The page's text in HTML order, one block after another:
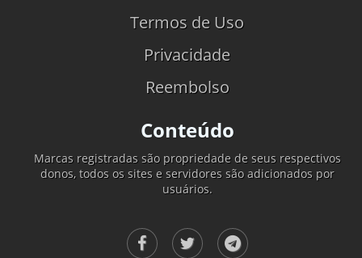
Termos de Uso
Privacidade
Reembolso
Conteúdo
Marcas registradas são propriedade de seus respectivos
donos, todos os sites e servidores são adicionados por
usuários.